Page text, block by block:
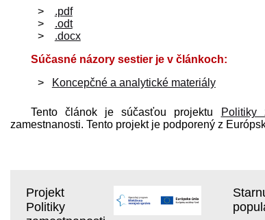
.pdf
.odt
.docx
Súčasné názory sestier je v článkoch:
Koncepčné a analytické materiály
Tento článok je súčasťou projektu Politiky
zamestnanosti. Tento projekt je podporený z
Projekt
Politiky